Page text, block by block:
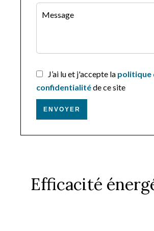
J’ai lu et j'accepte la politique
confidentialitéde ce site
ENVOYER
Efficacité